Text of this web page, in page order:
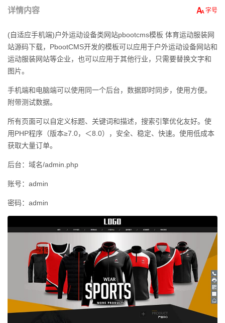
详情内容
(自适应手机端)户外运动设备类网站pbootcms模板 体育运动服装网
站源码下载，PbootCMS开发的模板可以应用于户外运动设备网站和
运动服装网站等企业，也可以应用于其他行业，只需要替换文字和
图片。
手机端和电脑端可以使用同一个后台，数据即时同步，使用方便。
附带测试数据。
所有页面可以自定义标题、关键词和描述，搜索引擎优化友好。使
用PHP程序（版本≥7.0，＜8.0），安全、稳定、快速。使用低成本
获取大量订单。
后台：域名/admin.php
账号：admin
密码：admin